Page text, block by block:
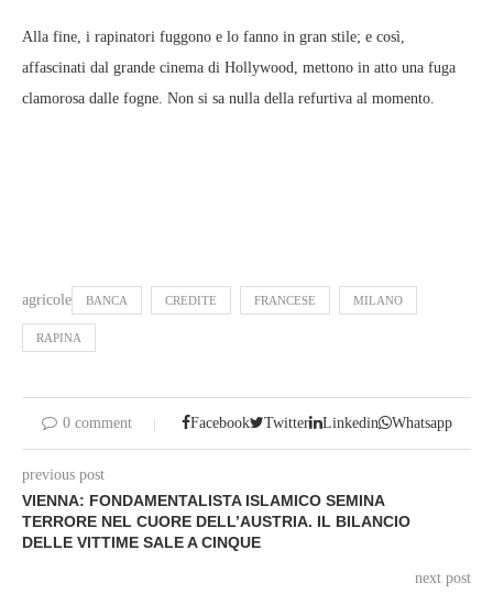
Alla fine, i rapinatori fuggono e lo fanno in gran stile; e così,
affascinati dal grande cinema di Hollywood, mettono in atto una fuga
clamorosa dalle fogne. Non si sa nulla della refurtiva al momento.
agricole BANCA CREDITE FRANCESE MILANO
RAPINA
0 comment Facebook Twitter Linkedin Whatsapp
previous post
VIENNA: FONDAMENTALISTA ISLAMICO SEMINA
TERRORE NEL CUORE DELL’AUSTRIA. IL BILANCIO
DELLE VITTIME SALE A CINQUE
next post